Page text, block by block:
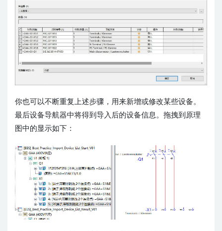
你也可以不断重复上述步骤，用来新增或修改某些设备。
最后设备导航器中将得到导入后的设备信息。拖拽到原理
图中的显示如下：